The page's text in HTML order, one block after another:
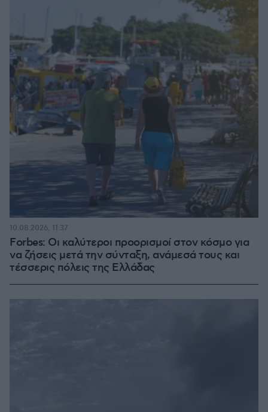
Forbes: Οι καλύτεροι προορισμοί στον κόσμο για
να ζήσεις μετά την σύνταξη, ανάμεσά τους και
τέσσερις πόλεις της Ελλάδας
10.08.2026, 11:37